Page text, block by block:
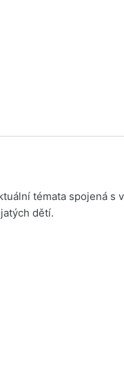
témata spojená s
dětí.